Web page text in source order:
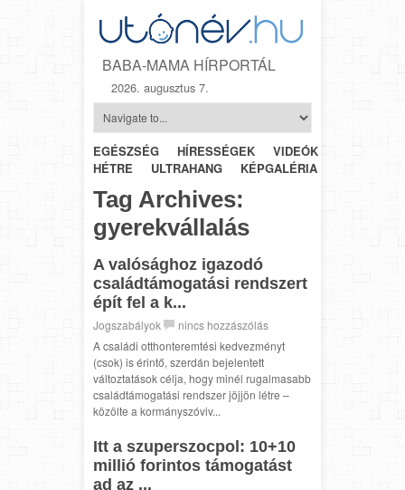
BABA-MAMA HÍRPORTÁL
2026. augusztus 7.
EGÉSZSÉG HÍRESSÉGEK VIDEÓK
HÉTRŐL-
HÉTRE
ULTRAHANG KÉPGALÉRIA
Tag Archives:
gyerekvállalás
A valósághoz igazodó
családtámogatási rendszert
épít fel a k...
Jogszabályok
nincs hozzászólás
A családi otthonteremtési kedvezményt
(csok) is érintő, szerdán bejelentett
változtatások célja, hogy minél rugalmasabb
családtámogatási rendszer jöjjön létre –
közölte a kormányszóviv...
Itt a szuperszocpol: 10+10
millió forintos támogatást
ad az ...